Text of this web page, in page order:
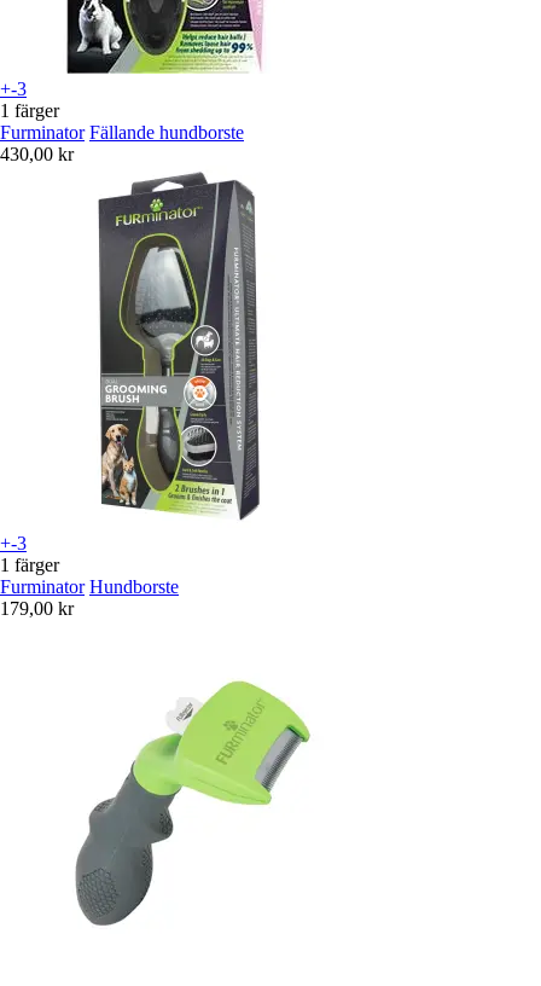
+-3
1 färger
Furminator Fällande hundborste
430,00 kr
+-3
1 färger
Furminator Hundborste
179,00 kr